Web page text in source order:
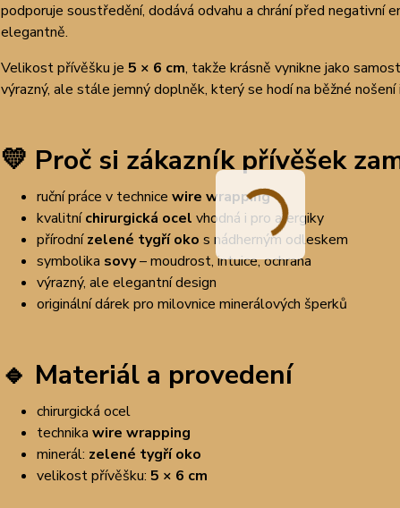
podporuje soustředění, dodává odvahu a chrání před negativní
elegantně.
Velikost přívěšku je 5 × 6 cm, takže krásně vynikne jako
výrazný, ale stále jemný doplněk, který se hodí na běžné
💛 Proč si zákazník přívěšek
ruční práce v technice wire wrapping
kvalitníchirurgická ocel vhodná i pro alergiky
přírodnízelené tygří oko s nádherným odleskem
symbolika sovy– moudrost, intuice, ochrana
výrazný, ale elegantní design
originální dárek pro milovnice minerálových šperků
🔹 Materiál a provedení
chirurgická ocel
technika wire wrapping
minerál: zelené tygří oko
velikost přívěšku: 5 × 6 cm